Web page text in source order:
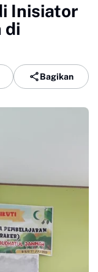
Inisiator
di
Bagikan